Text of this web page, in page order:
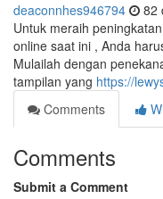
deaconnhes946794 82
Untuk meraih
online saat ini , Anda
Mulailah dengan
tampilan yang https://
Comments
Comments
Submit a Comment